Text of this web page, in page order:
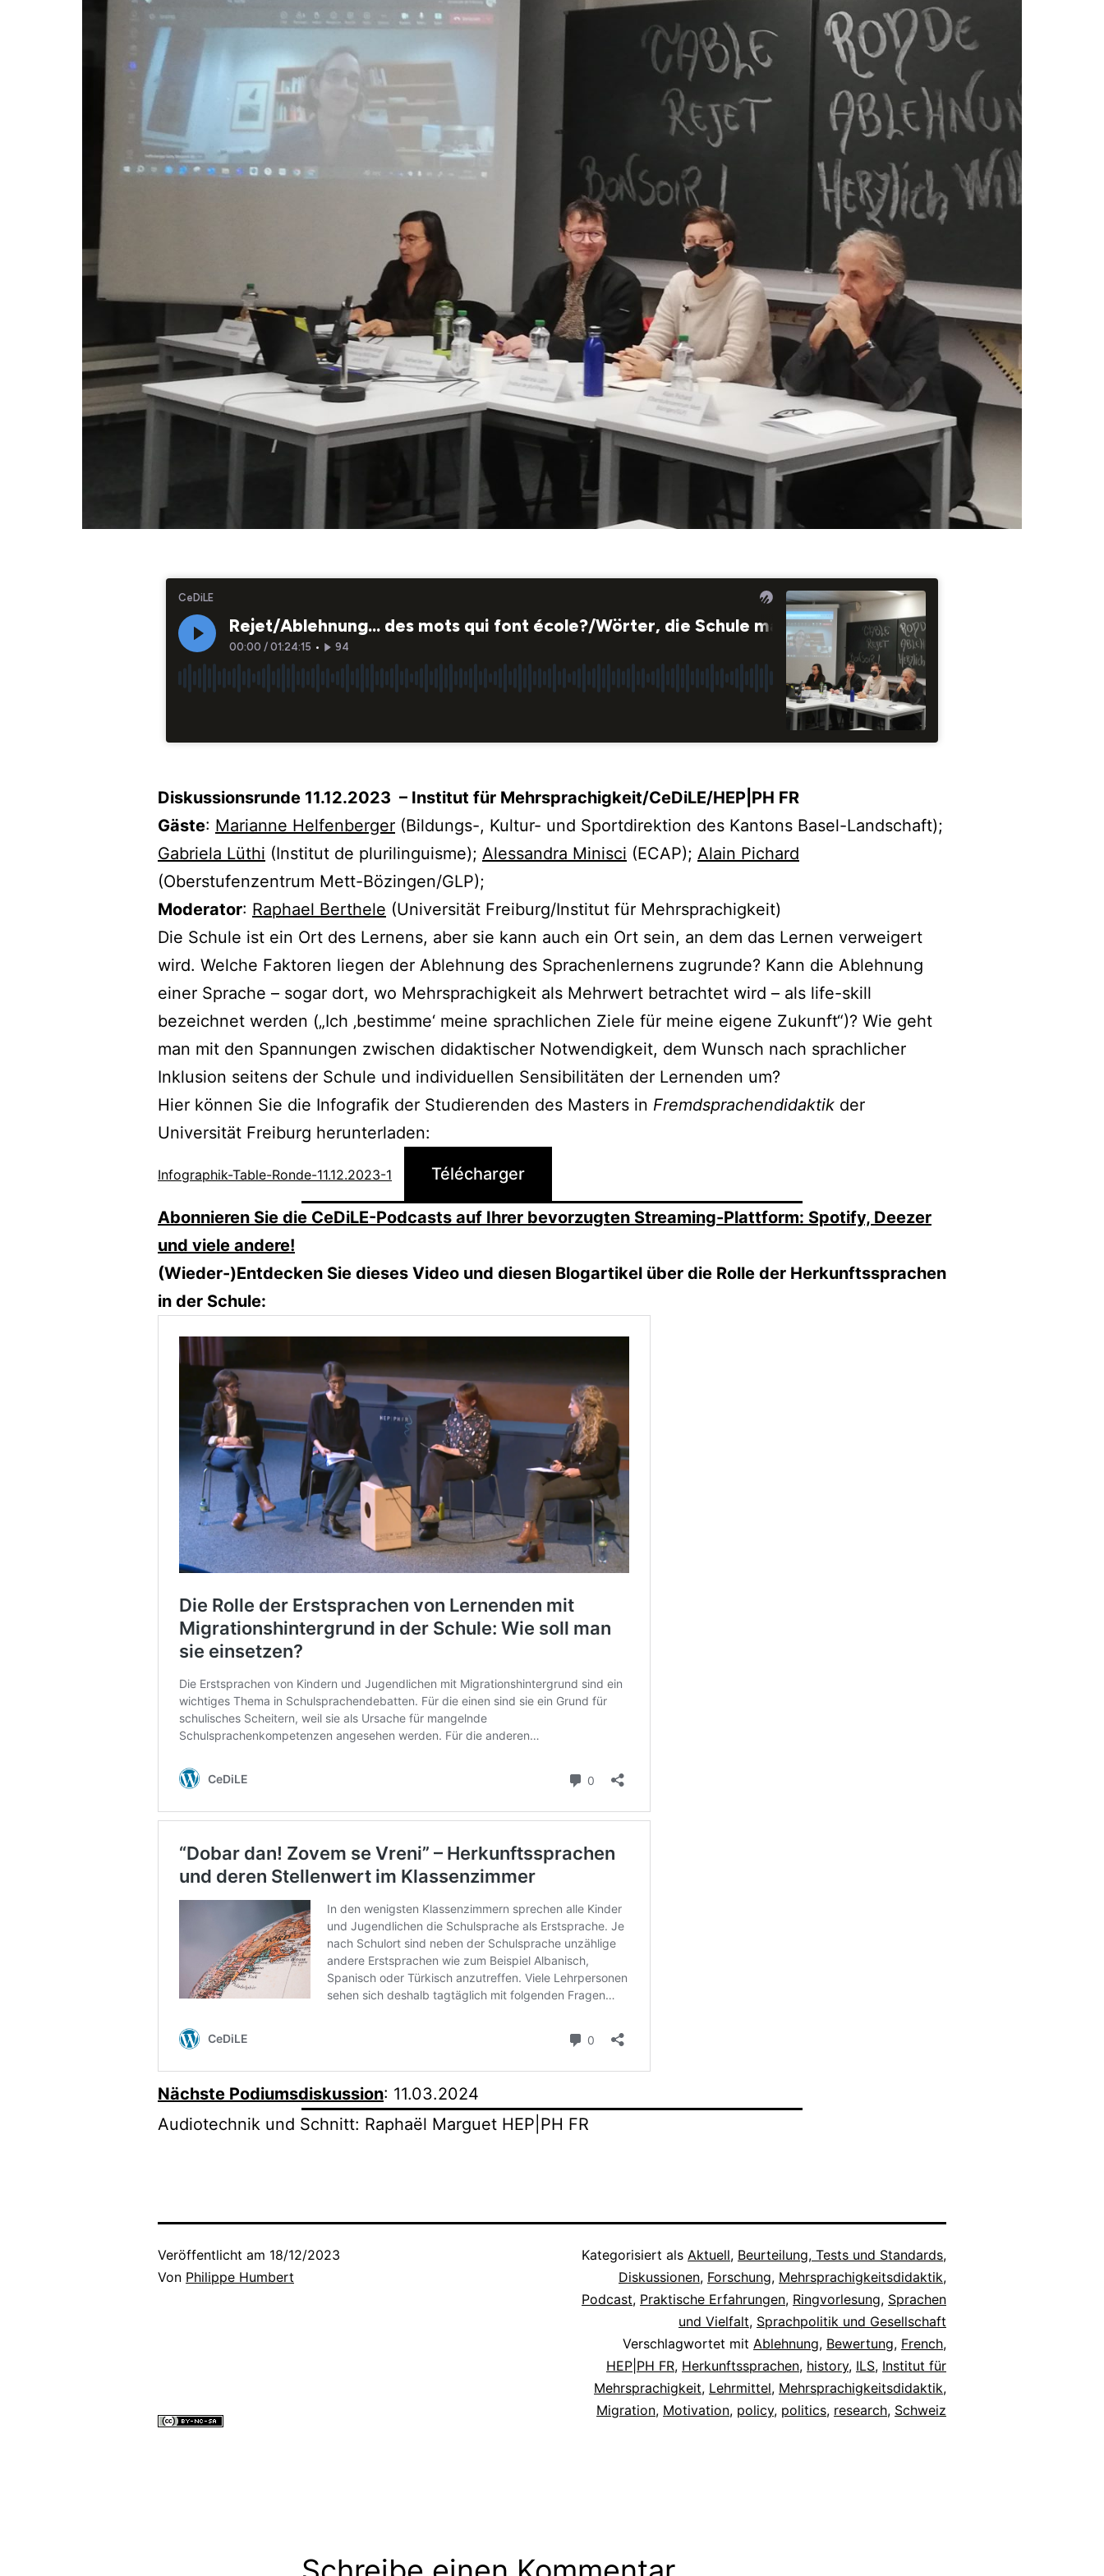
Diskussionsrunde 11.12.2023 – Institut für Mehrsprachigkeit/CeDiLE/HEP|PH FR
Gäste: Marianne Helfenberger (Bildungs-, Kultur- und Sportdirektion des Kantons Basel-Landschaft);
Gabriela Lüthi (Institut de plurilinguisme); Alessandra Minisci (ECAP); Alain Pichard
(Oberstufenzentrum Mett-Bözingen/GLP);
Moderator: Raphael Berthele (Universität Freiburg/Institut für Mehrsprachigkeit)
Die Schule ist ein Ort des Lernens, aber sie kann auch ein Ort sein, an dem das Lernen verweigert
wird. Welche Faktoren liegen der Ablehnung des Sprachenlernens zugrunde? Kann die Ablehnung
einer Sprache – sogar dort, wo Mehrsprachigkeit als Mehrwert betrachtet wird – als life-skill
bezeichnet werden („Ich ‚bestimme‘ meine sprachlichen Ziele für meine eigene Zukunft“)? Wie geht
man mit den Spannungen zwischen didaktischer Notwendigkeit, dem Wunsch nach sprachlicher
Inklusion seitens der Schule und individuellen Sensibilitäten der Lernenden um?
Hier können Sie die Infografik der Studierenden des Masters in Fremdsprachendidaktik der
Universität Freiburg herunterladen:
Infographik-Table-Ronde-11.12.2023-1 Télécharger
Abonnieren Sie die CeDiLE-Podcasts auf Ihrer bevorzugten Streaming-Plattform: Spotify, Deezer
und viele andere!
(Wieder-)Entdecken Sie dieses Video und diesen Blogartikel über die Rolle der Herkunftssprachen
in der Schule:
Nächste Podiumsdiskussion: 11.03.2024
Audiotechnik und Schnitt: Raphaël Marguet HEP|PH FR
Veröffentlicht am 18/12/2023
Von Philippe Humbert
Kategorisiert als Aktuell, Beurteilung, Tests und Standards,
Diskussionen, Forschung, Mehrsprachigkeitsdidaktik,
Podcast, Praktische Erfahrungen, Ringvorlesung, Sprachen
und Vielfalt, Sprachpolitik und Gesellschaft
Verschlagwortet mit Ablehnung, Bewertung, French,
HEP|PH FR, Herkunftssprachen, history, ILS, Institut für
Mehrsprachigkeit, Lehrmittel, Mehrsprachigkeitsdidaktik,
Migration, Motivation, policy, politics, research, Schweiz